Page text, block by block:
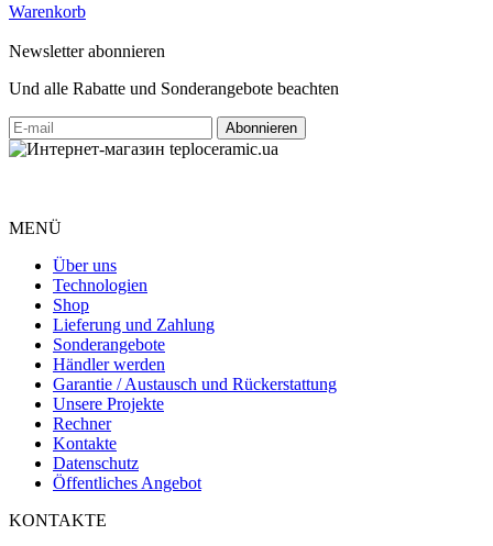
Warenkorb
Newsletter abonnieren
Und alle Rabatte und Sonderangebote beachten
MENÜ
Über uns
Technologien
Shop
Lieferung und Zahlung
Sonderangebote
Händler werden
Garantie / Austausch und Rückerstattung
Unsere Projekte
Rechner
Kontakte
Datenschutz
Öffentliches Angebot
KONTAKTE